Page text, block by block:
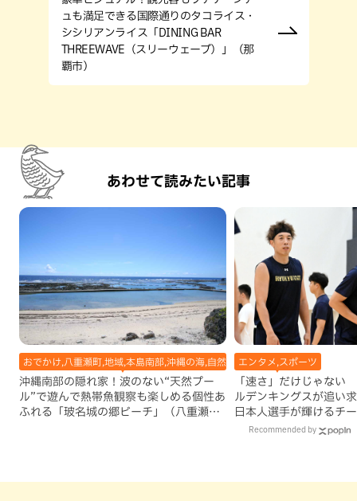
ュも満足できる国際通りのタコライス・
シシリアンライス「DINING BAR
THREEWAVE（スリーウェーブ）」（那
覇市）
あわせて読みたい記事
おでかけ,八重瀬町,地域,本島南部,沖縄の海,自然
沖縄南部の隠れ家！波のない“天然プー
ル”で遊んで熱帯魚観察も楽しめる個性あ
ふれる「玻名城の郷ビーチ」（八重瀬
エンタメ,スポーツ
「速さ」だけじゃない
ルデンキングスが追い
日本人選手が輝けるチ
Recommended by